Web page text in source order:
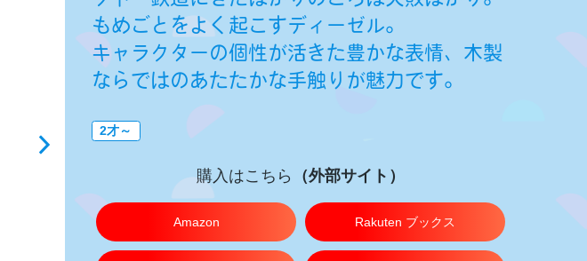
もめごとをよく起こすディーゼル。
キャラクターの個性が活きた豊かな表情、木製
ならではのあたたかな手触りが魅力です。
2才～
購入はこちら （外部サイト）
Amazon Rakuten ブックス